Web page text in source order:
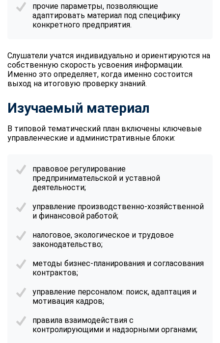
прочие параметры, позволяющие
адаптировать материал под специфику
конкретного предприятия.
Слушатели учатся индивидуально и ориентируются на
собственную скорость усвоения информации.
Именно это определяет, когда именно состоится
выход на итоговую проверку знаний.
Изучаемый материал
В типовой тематический план включены ключевые
управленческие и административные блоки:
правовое регулирование
предпринимательской и уставной
деятельности;
управление производственно-хозяйственной
и финансовой работой;
налоговое, экологическое и трудовое
законодательство;
методы бизнес-планирования и согласования
контрактов;
управление персоналом: поиск, адаптация и
мотивация кадров;
правила взаимодействия с
контролирующими и надзорными органами;
online